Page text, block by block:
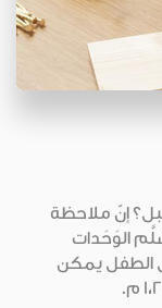
إنّ ملاحظة
الوَحَدات
الطفل يمكن